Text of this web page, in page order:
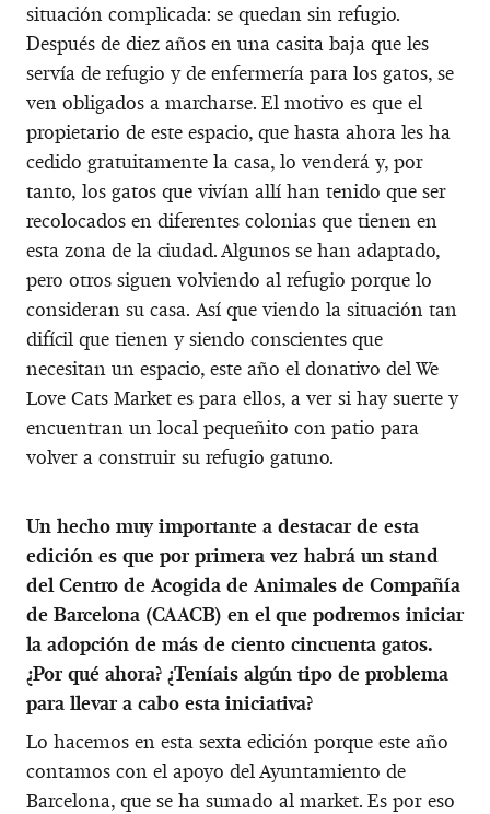
situación complicada: se quedan sin refugio.
Después de diez años en una casita baja que les
servía de refugio y de enfermería para los gatos, se
ven obligados a marcharse. El motivo es que el
propietario de este espacio, que hasta ahora les ha
cedido gratuitamente la casa, lo venderá y, por
tanto, los gatos que vivían allí han tenido que ser
recolocados en diferentes colonias que tienen en
esta zona de la ciudad. Algunos se han adaptado,
pero otros siguen volviendo al refugio porque lo
consideran su casa. Así que viendo la situación tan
difícil que tienen y siendo conscientes que
necesitan un espacio, este año el donativo del We
Love Cats Market es para ellos, a ver si hay suerte y
encuentran un local pequeñito con patio para
volver a construir su refugio gatuno.
Un hecho muy importante a destacar de esta
edición es que por primera vez habrá un stand
del Centro de Acogida de Animales de Compañía
de Barcelona (CAACB) en el que podremos iniciar
la adopción de más de ciento cincuenta gatos.
¿Por qué ahora? ¿Teníais algún tipo de problema
para llevar a cabo esta iniciativa?
Lo hacemos en esta sexta edición porque este año
contamos con el apoyo del Ayuntamiento de
Barcelona, que se ha sumado al market. Es por eso